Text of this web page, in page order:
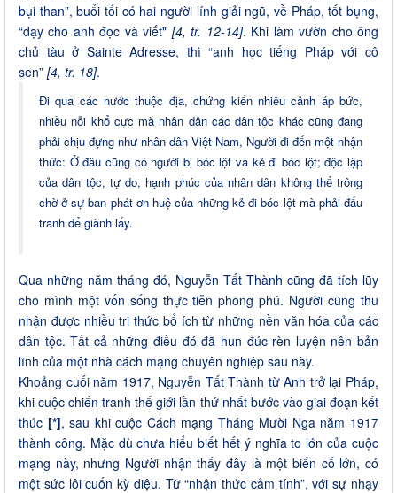
bụi than”, buổi tối có hai người lính giải ngũ, về Pháp, tốt bụng,
“dạy cho anh đọc và viết" [4, tr. 12-14]. Khi làm vườn cho ông
chủ tàu ở Sainte Adresse, thì “anh học tiếng Pháp với cô
sen” [4, tr. 18].
Đi qua các nước thuộc địa, chứng kiến nhiều cảnh áp bức,
nhiều nỗi khổ cực mà nhân dân các dân tộc khác cũng đang
phải chịu đựng như nhân dân Việt Nam, Người đi đến một nhận
thức: Ở đâu cũng có người bị bóc lột và kẻ đi bóc lột; độc lập
của dân tộc, tự do, hạnh phúc của nhân dân không thể trông
chờ ở sự ban phát ơn huệ của những kẻ đi bóc lột mà phải đấu
tranh để giành lấy.
Qua những năm tháng đó, Nguyễn Tất Thành cũng đã tích lũy
cho mình một vốn sống thực tiễn phong phú. Người cũng thu
nhận được nhiều tri thức bổ ích từ những nền văn hóa của các
dân tộc. Tất cả những điều đó đã hun đúc rèn luyện nên bản
lĩnh của một nhà cách mạng chuyên nghiệp sau này.
Khoảng cuối năm 1917, Nguyễn Tất Thành từ Anh trở lại Pháp,
khi cuộc chiến tranh thế giới lần thứ nhất bước vào giai đoạn kết
thúc [*], sau khi cuộc Cách mạng Tháng Mười Nga năm 1917
thành công. Mặc dù chưa hiểu biết hết ý nghĩa to lớn của cuộc
mạng này, nhưng Người nhận thấy đây là một biến cố lớn, có
một sức lôi cuốn kỳ diệu. Từ “nhận thức cảm tính”, với sự nhạy